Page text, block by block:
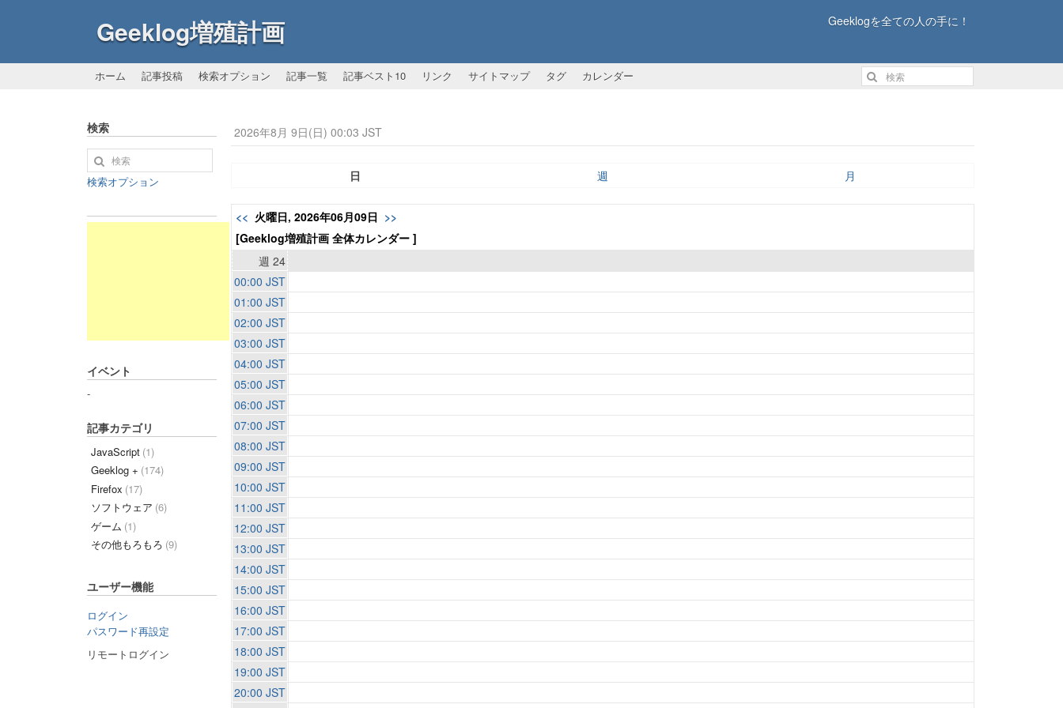
Geeklog増殖計画 Geeklogを全ての人の手に！
ホーム 記事投稿 検索オプション 記事一覧 記事ベスト10 リンク サイトマップ タグ カレンダー
2026年8月 9日(日) 00:03 JST
日 週 月
<< 火曜日, 2026年06月09日 >>
[Geeklog増殖計画 全体カレンダー ]
週 24
00:00 JST
01:00 JST
02:00 JST
03:00 JST
04:00 JST
05:00 JST
06:00 JST
07:00 JST
08:00 JST
09:00 JST
10:00 JST
11:00 JST
12:00 JST
13:00 JST
14:00 JST
15:00 JST
16:00 JST
17:00 JST
18:00 JST
19:00 JST
20:00 JST
検索
検索オプション
イベント
-
記事カテゴリ
JavaScript (1)
Geeklog + (174)
Firefox (17)
ソフトウェア (6)
ゲーム (1)
その他もろもろ (9)
ユーザー機能
ログイン
パスワード再設定
リモートログイン